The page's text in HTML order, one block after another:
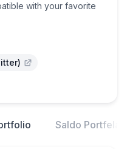
with your favorite
Saldo Portfela